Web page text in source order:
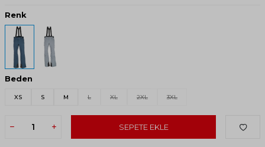
Renk
Beden
XS S M L XL 2XL 3XL
SEPETE EKLE